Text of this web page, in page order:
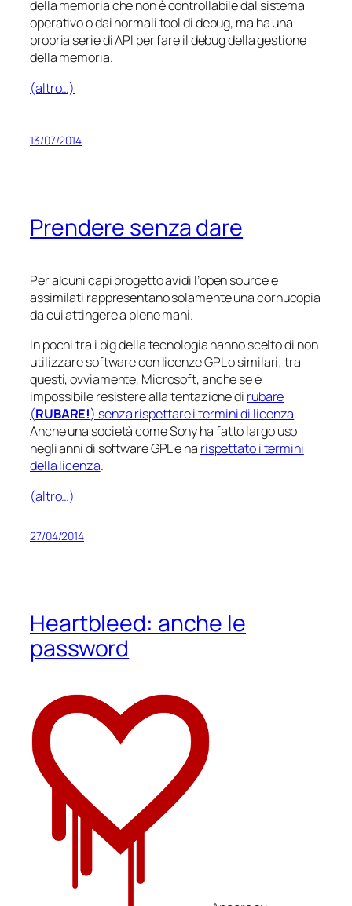
della memoria che non è controllabile dal sistema
operativo o dai normali tool di debug, ma ha una
propria serie di API per fare il debug della gestione
della memoria.
(altro…)
13/07/2014
Prendere senza dare
Per alcuni capi progetto avidi l’open sourcee
assimilati rappresentano solamente una cornucopia
da cui attingere a piene mani.
In pochi tra i big della tecnologia hanno scelto di non
utilizzare software con licenze GPL o similari; tra
questi, ovviamente, Microsoft, anche se è
impossibile resistere alla tentazione di rubare
(RUBARE!) senza rispettare i termini di licenza.
Anche una società come Sony ha fatto largo uso
negli anni di software GPL e ha rispettato i termini
della licenza.
(altro…)
27/04/2014
Heartbleed: anche le
password